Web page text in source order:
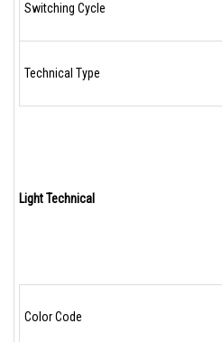
Switching Cycle
Technical Type
Light Technical
Color Code